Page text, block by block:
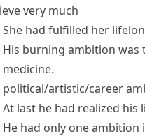
very much
She had fulfilled her
His burning ambition was
medicine.
political/artistic/career
At last he had realized his
He had only oneambition